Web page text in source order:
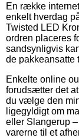
En række
enkelt hverdag
Twisted LED
ordren placeres
sandsynligvis
de pakkeansatte
Enkelte online
forudsætter det
du vælge den
ligegyldigt om
eller Slangerup
varerne til et